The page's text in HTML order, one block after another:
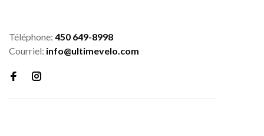
Téléphone: 450 649-8998
Courriel: info@ultimevelo.com